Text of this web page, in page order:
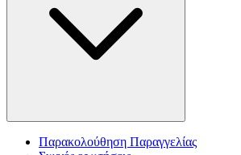
Παρακολούθηση Παραγγελίας